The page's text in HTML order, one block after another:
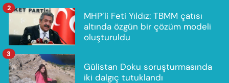
MHP’li Feti Yıldız: TBMM çatısı
altında özgün bir çözüm modeli
oluşturuldu
2
Gülistan Doku soruşturmasında
iki dalgıç tutuklandı
3